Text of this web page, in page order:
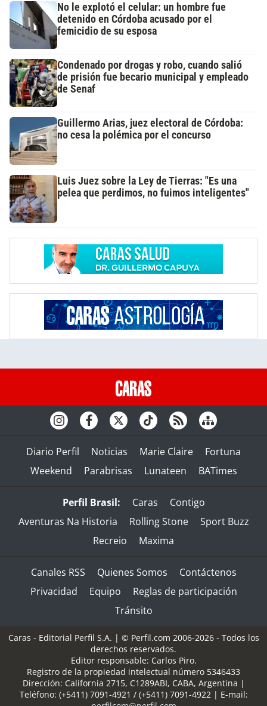
No le explotó el celular: un hombre fue
detenido en Córdoba acusado por el
femicidio de su esposa
Condenado por drogas y robo, cuando salió
de prisión fue becario municipal y empleado
de Senaf
Guillermo Arias, juez electoral de Córdoba:
no cesa la polémica por el concurso
Luis Juez sobre la Ley de Tierras: "Es una
pelea que perdimos, no fuimos inteligentes"
Diario Perfil Noticias Marie Claire
Fortuna
Weekend
Parabrisas Lunateen BATimes
Perfil Brasil: Caras
Contigo
Aventuras Na Historia
Rolling Stone
Sport Buzz
Recreio
Maxima
Canales RSS Quienes Somos
Contáctenos
Privacidad
Equipo
Reglas de participación
Tránsito
Caras - Editorial Perfil S.A. | © Perfil.com 2006-2026 - Todos los
derechos reservados.
Editor responsable: Carlos Piro.
Registro de la propiedad intelectual número 5346433
Dirección: California 2715, C1289ABI, CABA, Argentina |
Teléfono: (+5411) 7091-4921 / (+5411) 7091-4922| E-mail: